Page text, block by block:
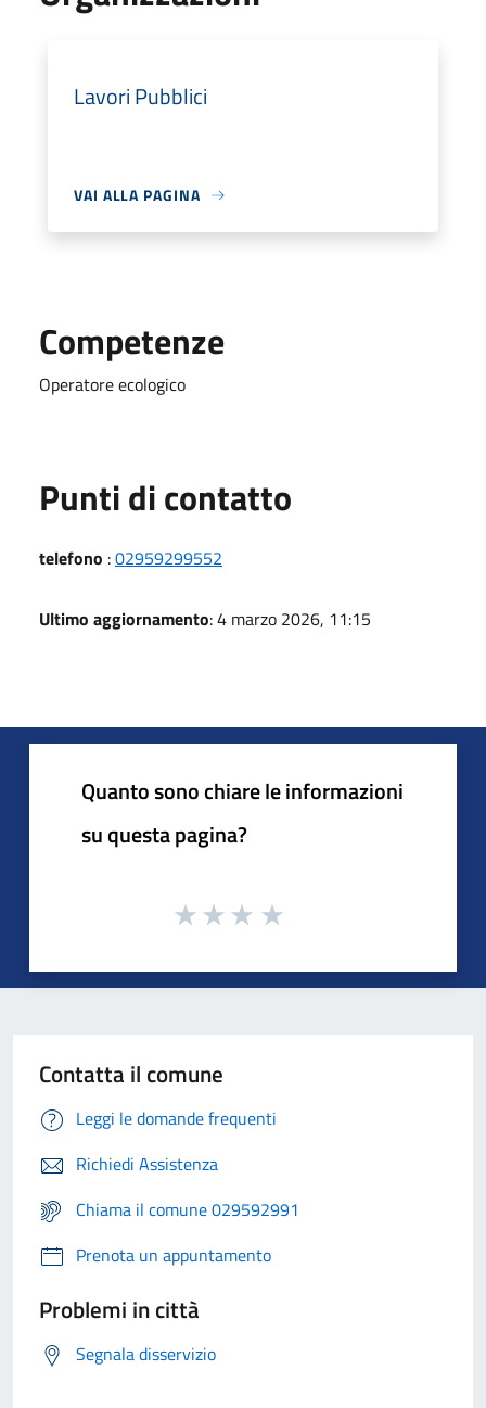
Lavori Pubblici
VAI ALLA PAGINA
Competenze
Operatore ecologico
Punti di contatto
telefono :02959299552
Ultimo aggiornamento: 4 marzo 2026, 11:15
Quanto sono chiare le informazioni
su questa pagina?
Contatta il comune
Leggi le domande frequenti
Richiedi Assistenza
Chiama il comune 029592991
Prenota un appuntamento
Problemi in città
Segnala disservizio